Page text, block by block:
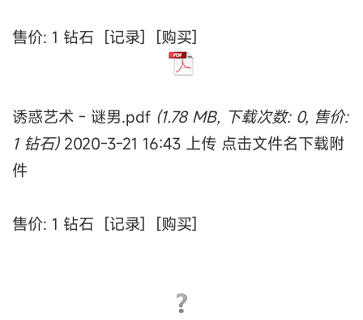
售价: 1 钻石 [记录] [购买]
诱惑艺术 - 谜男.pdf (1.78 MB, 下载次数: 0, 售价:
1 钻石) 2020-3-21 16:43 上传 点击文件名下载附
件
售价: 1 钻石 [记录] [购买]